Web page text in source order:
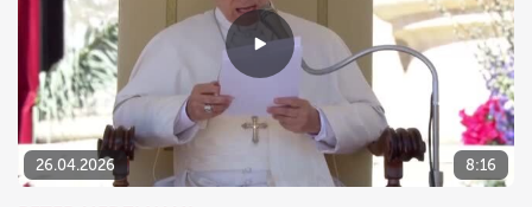
26.04.2026 8:16